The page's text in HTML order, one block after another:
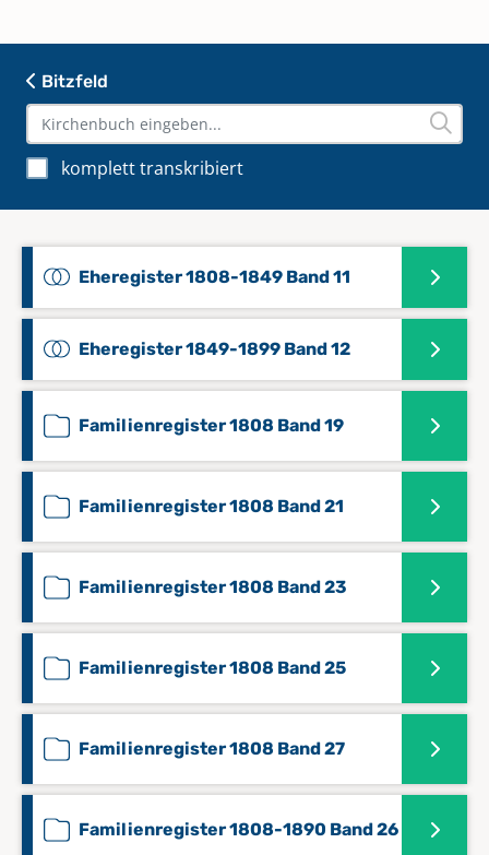
Bitzfeld
komplett transkribiert
Eheregister 1808-1849 Band 11
Eheregister 1849-1899 Band 12
Familienregister 1808 Band 19
Familienregister 1808 Band 21
Familienregister 1808 Band 23
Familienregister 1808 Band 25
Familienregister 1808 Band 27
Familienregister 1808-1890 Band 26